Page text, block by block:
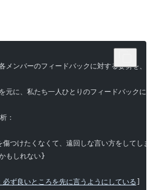
メンバーのフィードバックに対する姿勢を
元に、私たち一人ひとりのフィードバック
：
つけたくなくて、遠回しな言い方をして
もしれない}
必ず良いところを先に言うようにしている